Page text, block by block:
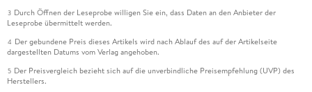
3 Durch Öffnen der Leseprobe willigen Sie ein, dass Daten an den Anbieter der
Leseprobe übermittelt werden.
4 Der gebundene Preis dieses Artikels wird nach Ablauf des auf der Artikelseite
dargestellten Datums vom Verlag angehoben.
5 Der Preisvergleich bezieht sich auf die unverbindliche Preisempfehlung (UVP) des
Herstellers.